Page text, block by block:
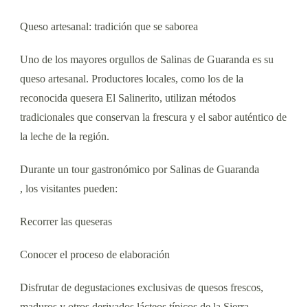
Queso artesanal: tradición que se saborea
Uno de los mayores orgullos de Salinas de Guaranda es su
queso artesanal. Productores locales, como los de la
reconocida quesera El Salinerito, utilizan métodos
tradicionales que conservan la frescura y el sabor auténtico de
la leche de la región.
Durante un tour gastronómico por Salinas de Guaranda
, los visitantes pueden:
Recorrer las queseras
Conocer el proceso de elaboración
Disfrutar de degustaciones exclusivas de quesos frescos,